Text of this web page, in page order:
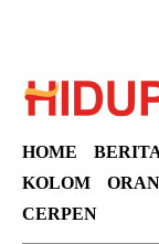
HOME
KOLOM
CERPEN